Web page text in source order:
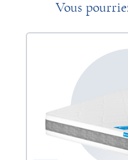
Vous